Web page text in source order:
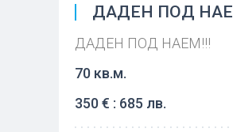
ДАДЕН ПОД
ДАДЕН ПОД НАЕМ!!!
70 кв.м.
350 € : 685 лв.